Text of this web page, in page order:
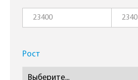
Рост